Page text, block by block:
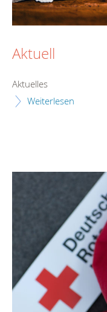
Aktuell
Aktuelles
Weiterlesen